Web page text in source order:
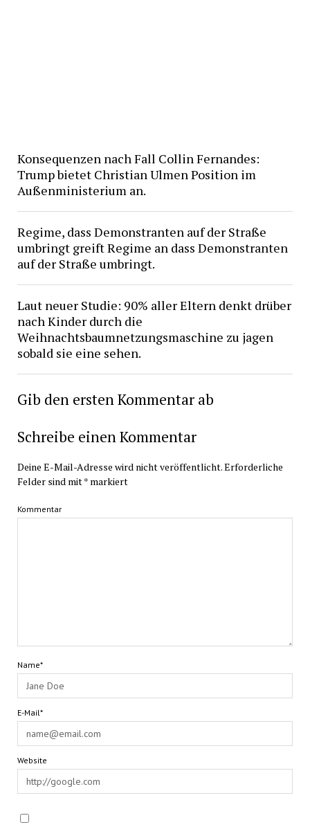
Konsequenzen nach Fall Collin Fernandes:
Trump bietet Christian Ulmen Position im
Außenministerium an.
Regime, dass Demonstranten auf der Straße
umbringt greift Regime an dass Demonstranten
auf der Straße umbringt.
Laut neuer Studie: 90% aller Eltern denkt drüber
nach Kinder durch die
Weihnachtsbaumnetzungsmaschine zu jagen
sobald sie eine sehen.
Gib den ersten Kommentar ab
Schreibe einen Kommentar
Deine E-Mail-Adresse wird nicht veröffentlicht.Erforderliche
Felder sind mit*markiert
Kommentar
Name*
E-Mail*
Website